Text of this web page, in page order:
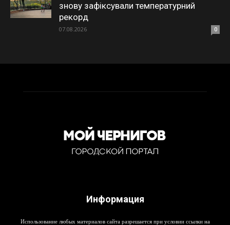
знову зафіксували температурний
рекорд
07.08.2026 0
Информация
Использование любых материалов сайта разрешается при условии ссылки на